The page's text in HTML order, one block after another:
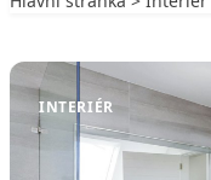
INTERIÉR